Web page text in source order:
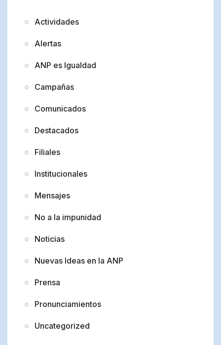
Actividades
Alertas
ANP es Igualdad
Campañas
Comunicados
Destacados
Filiales
Institucionales
Mensajes
No a la impunidad
Noticias
Nuevas Ideas en la ANP
Prensa
Pronunciamientos
Uncategorized